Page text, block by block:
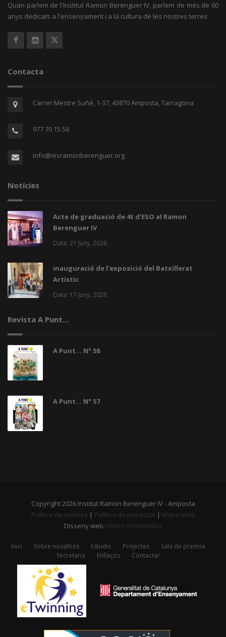
Quan parlem de l'Institut Ramon Berenguer IV, parlem de més de 60
anys dedicats a l'ensenyament i a la cultura de les nostres terres.
Contacta
Carrer Mestre Suñé, 1-37, 43870 Amposta, Tarragona
977 70 15 56
info@iesramonberenguer.org
Notícies
Acte de graduació de 4t d’ESO al Ramon
Berenguer IV
Data: 21 Juny, 2026
inauguració de l’exposició del Batxillerat
Artístic
Data: 17 Juny, 2026
Revista A Punt...
A Punt... Nº 58
A Punt... Nº 57
Copyright 2026 Institut Ramon Berenguer IV - Amposta
Política de cookies | Política de privacitat| Mapa Web
Disseny web: Hitech Informática
Inici Sobre nosaltres Estudis Projectes
Sala de premsa
Secretaria
Enllaços Contactar